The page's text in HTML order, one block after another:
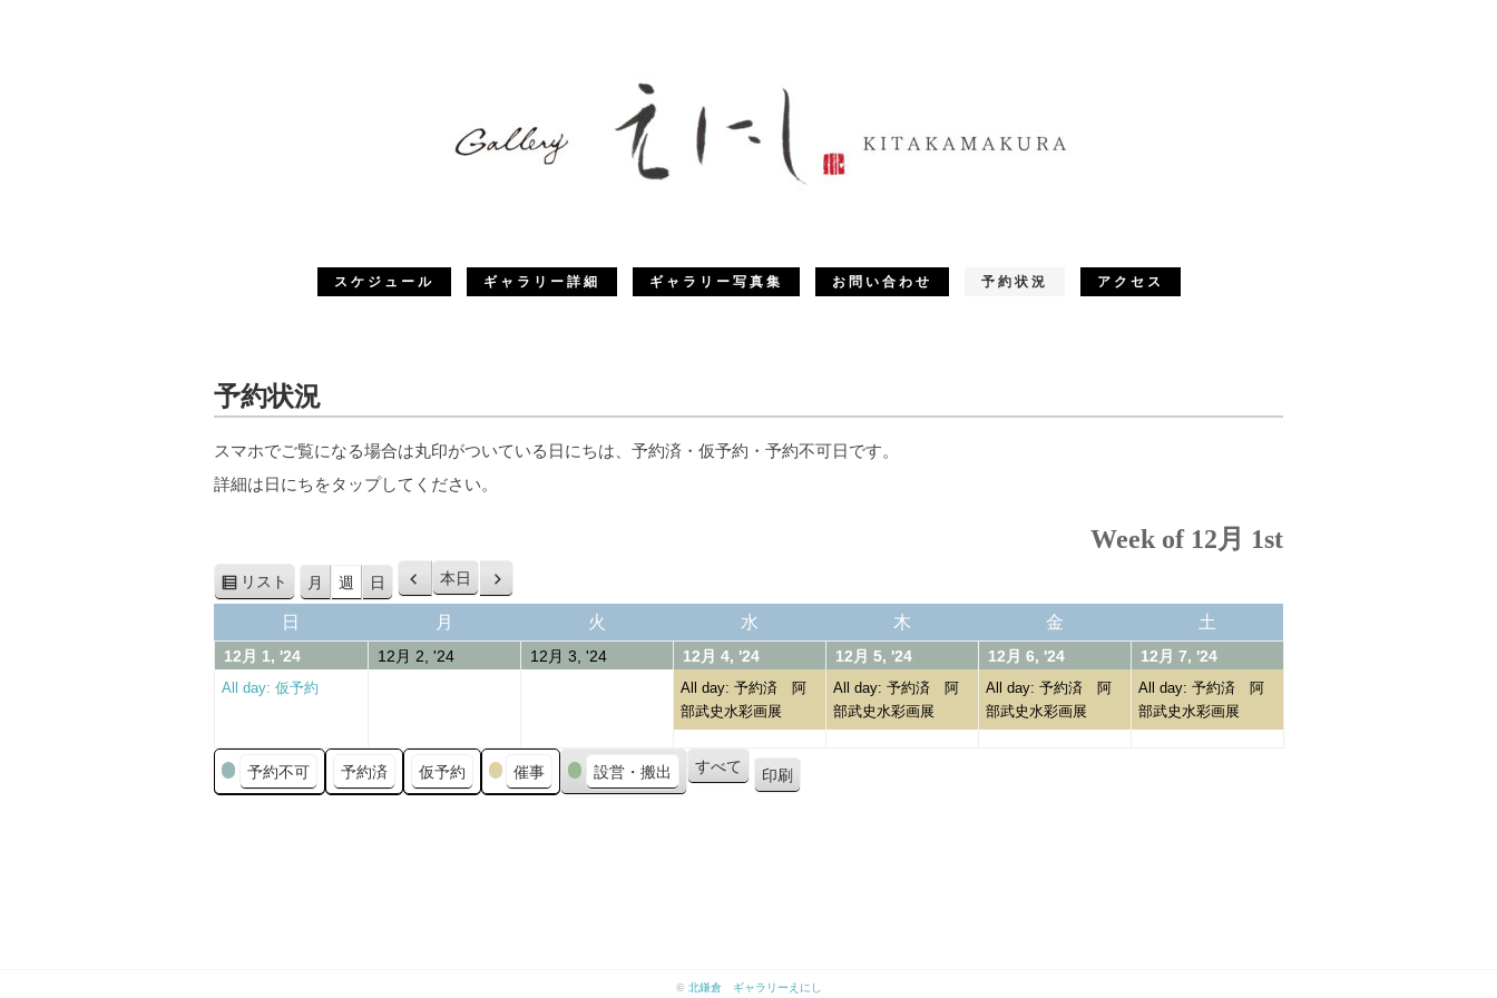
スケジュール ギャラリー詳細 ギャラリー写真集 お問い合わせ 予約状況 アクセス
予約状況
スマホでご覧になる場合は丸印がついている日にちは、予約済・仮予約・予約不可日です。
詳細は日にちをタップしてください。
Week of 12月 1st
リスト
表
示
月 週 日
前
へ
本日
次
へ
日
曜
日
月
曜
火
曜
水
曜
日
木木
曜
日
金金
曜
日
土
曜
日
12月 1, '2401/12/2024
(1
event)
All day: 仮予約
12月 2, '2402/12/202412月 3, '2403/12/202412月 4, '2404/12/2024
(1
event)
All day: 予約済 阿
部武史水彩画展
12月 5, '2405/12/2024
(1
event)
All day: 予約済 阿
部武史水彩画展
12月 6, '2406/12/2024
(1
event)
All day: 予約済 阿
部武史水彩画展
12月 7, '2407/12/2024
(1
event)
All day: 予約済 阿
部武史水彩画展
カ
テ
予約不可 予約済 仮予約 催事 設営・搬出 すべて 印刷
© 北鎌倉 ギャラリーえにし